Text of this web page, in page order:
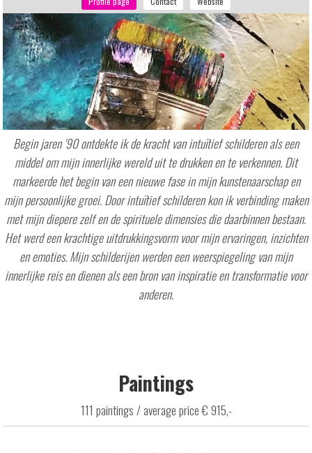
Begin jaren '90 ontdekte ik de kracht van intuïtief schilderen als een
middel om mijn innerlijke wereld uit te drukken en te verkennen. Dit
markeerde het begin van een nieuwe fase in mijn kunstenaarschap en
mijn persoonlijke groei. Door intuïtief schilderen kon ik verbinding maken
met mijn diepere zelf en de spirituele dimensies die daarbinnen bestaan.
Het werd een krachtige uitdrukkingsvorm voor mijn ervaringen, inzichten
en emoties. Mijn schilderijen werden een weerspiegeling van mijn
innerlijke reis en dienen als een bron van inspiratie en transformatie voor
anderen.
Paintings
111 paintings / average price € 915,-